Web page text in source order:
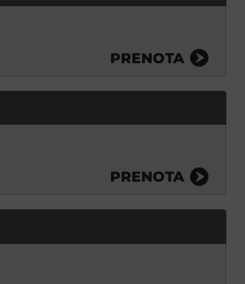
PRENOTA
PRENOTA